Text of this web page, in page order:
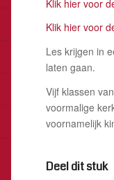
Klik hier voor
Klik hier voor
Les krijgen in
laten gaan.
Vijf klassen
voormalige
voornamelijk
Deel dit stuk